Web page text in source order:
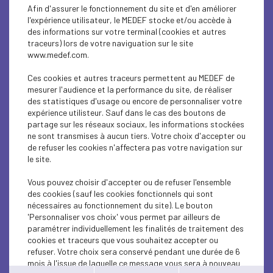
SUSTAINABLE DEVELOPMENT
SUSTAINABLE DEVELOPMENT
SUSTAINABLE DEVELOPMENT
SUSTAINABLE DEVELOPMENT
INTERNATIONAL - EUROPE
ECONOMY
SUSTAINABLE DEVELOPMENT
SUSTAINABLE DEVELOPMENT
SUSTAINABLE DEVELOPMENT
SUSTAINABLE DEVELOPMENT
SUSTAINABLE DEVELOPMENT
Afin d'assurer le fonctionnement du site et d'en améliorer
l'expérience utilisateur, le MEDEF stocke et/ou accède à
des informations sur votre terminal (cookies et autres
traceurs) lors de votre naviguation sur le site
www.medef.com.
Ces cookies et autres traceurs permettent au MEDEF de
mesurer l'audience et la performance du site, de réaliser
des statistiques d'usage ou encore de personnaliser votre
expérience utilisteur. Sauf dans le cas des boutons de
partage sur les réseaux sociaux, les informations stockées
ne sont transmises à aucun tiers. Votre choix d'accepter ou
de refuser les cookies n'affectera pas votre navigation sur
le site.
Vous pouvez choisir d'accepter ou de refuser l'ensemble
des cookies (sauf les cookies fonctionnels qui sont
nécessaires au fonctionnement du site). Le bouton
'Personnaliser vos choix' vous permet par ailleurs de
paramétrer individuellement les finalités de traitement des
cookies et traceurs que vous souhaitez accepter ou
refuser. Votre choix sera conservé pendant une durée de 6
mois à l'issue de laquelle ce message vous sera à nouveau